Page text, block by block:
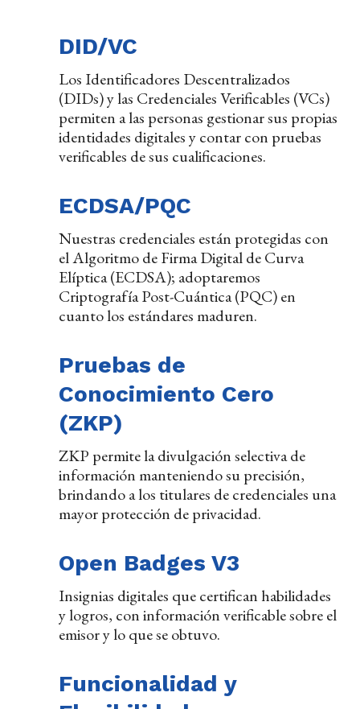
DID/VC
Los Identificadores Descentralizados
(DIDs) y las Credenciales Verificables (VCs)
permiten a las personas gestionar sus propias
identidades digitales y contar con pruebas
verificables de sus cualificaciones.
ECDSA/PQC
Nuestras credenciales están protegidas con
el Algoritmo de Firma Digital de Curva
Elíptica (ECDSA); adoptaremos
Criptografía Post-Cuántica (PQC) en
cuanto los estándares maduren.
Pruebas de
Conocimiento Cero
(ZKP)
ZKP permite la divulgación selectiva de
información manteniendo su precisión,
brindando a los titulares de credenciales una
mayor protección de privacidad.
Open Badges V3
Insignias digitales que certifican habilidades
y logros, con información verificable sobre el
emisor y lo que se obtuvo.
Funcionalidad y